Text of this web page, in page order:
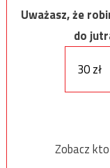
Uważasz, że
do
30 zł
Zobacz